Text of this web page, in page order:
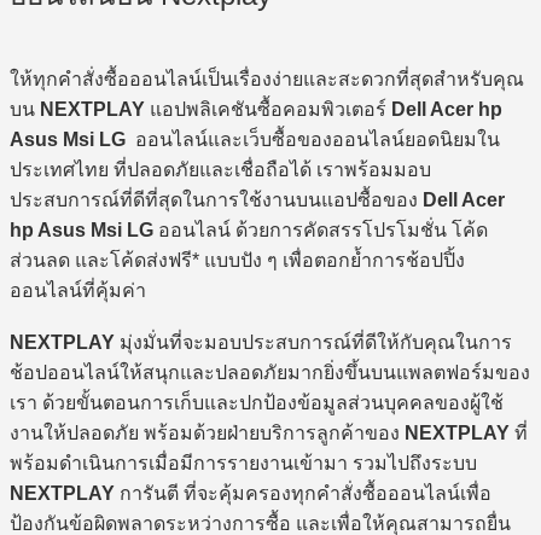
ให้ทุกคำสั่งซื้อออนไลน์เป็นเรื่องง่ายและสะดวกที่สุดสำหรับคุณ
บน NEXTPLAY แอปพลิเคชันซื้อคอมพิวเตอร์ Dell Acer hp
Asus Msi LG ออนไลน์และเว็บซื้อของออนไลน์ยอดนิยมใน
ประเทศไทย ที่ปลอดภัยและเชื่อถือได้ เราพร้อมมอบ
ประสบการณ์ที่ดีที่สุดในการใช้งานบนแอปซื้อของ Dell Acer
hp Asus Msi LG ออนไลน์ ด้วยการคัดสรรโปรโมชั่น โค้ด
ส่วนลด และโค้ดส่งฟรี* แบบปัง ๆ เพื่อตอกย้ำการช้อปปิ้ง
ออนไลน์ที่คุ้มค่า
NEXTPLAY มุ่งมั่นที่จะมอบประสบการณ์ที่ดีให้กับคุณในการ
ช้อปออนไลน์ให้สนุกและปลอดภัยมากยิ่งขึ้นบนแพลตฟอร์มของ
เรา ด้วยขั้นตอนการเก็บและปกป้องข้อมูลส่วนบุคคลของผู้ใช้
งานให้ปลอดภัย พร้อมด้วยฝ่ายบริการลูกค้าของ NEXTPLAY ที่
พร้อมดำเนินการเมื่อมีการรายงานเข้ามา รวมไปถึงระบบ
NEXTPLAY การันตี ที่จะคุ้มครองทุกคำสั่งซื้อออนไลน์เพื่อ
ป้องกันข้อผิดพลาดระหว่างการซื้อ และเพื่อให้คุณสามารถยื่น